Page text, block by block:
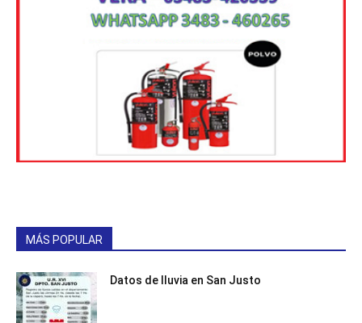
MÁS POPULAR
Datos de lluvia en San Justo